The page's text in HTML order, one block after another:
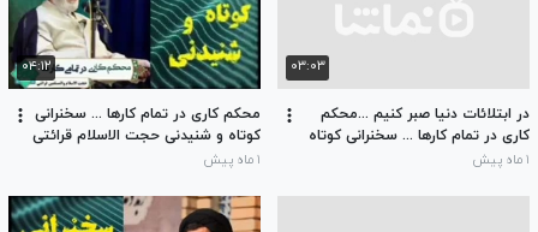
۰۳:۰۳
در ابتلائات دنیا صبر کنیم ...محکم
کاری در تمام کارها ... سخنرانی کوتاه
و شنیدنی حجت الاسلام حسینی۱ ماه پیش
۰۴:۱۲
محکم کاری در تمام کارها ... سخنرانی
کوتاه و شنیدنی حجت الاسلام قرائتی
۱ ماه پیش